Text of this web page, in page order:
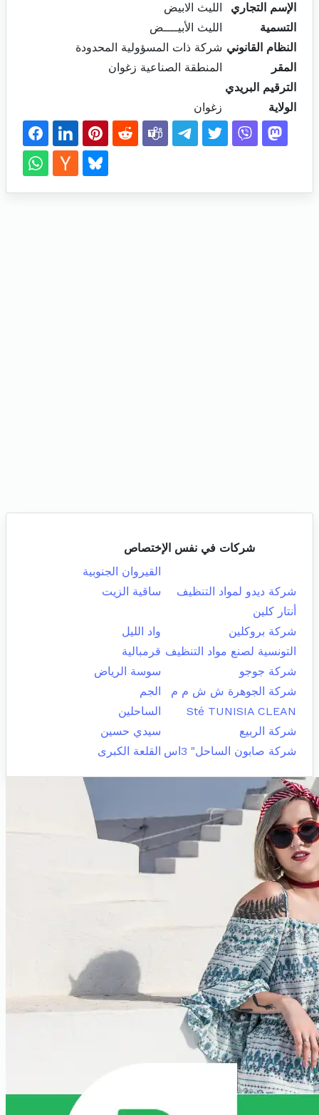
الإسم التجاري
الليث الابيض
التسمية
الليث الأبيــــض
النظام القانوني شركة ذات المسؤولية المحدودة
المقر
المنطقة الصناعية زغوان
الترقيم البريدي
الولاية
زغوان
شركات في نفس الإختصاص
القيروان الجنوبية
شركة ديدو لمواد التنظيف
ساقية الزيت
أنتار كلين
شركة بروكلين
واد الليل
التونسية لصنع مواد التنظيف قرمبالية
شركة جوجو
سوسة الرياض
شركة الجوهرة ش ش م م
الجم
Sté TUNISIA CLEAN
الساحلين
شركة الربيع
سيدي حسين
شركة صابون الساحل" 3اس
القلعة الكبرى